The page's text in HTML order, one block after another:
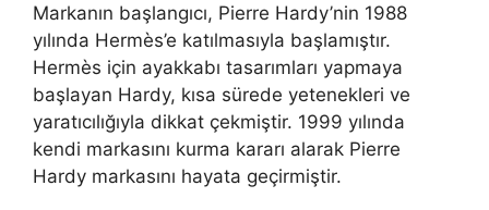
Markanın başlangıcı, Pierre Hardy’nin 1988
yılında Hermès’e katılmasıyla başlamıştır.
Hermès için ayakkabı tasarımları yapmaya
başlayan Hardy, kısa sürede yetenekleri ve
yaratıcılığıyla dikkat çekmiştir. 1999 yılında
kendi markasını kurma kararı alarak Pierre
Hardy markasını hayata geçirmiştir.